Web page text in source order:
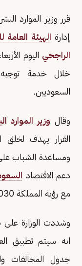
قرر وزير الموارد
إدارة الهيئة العامة
الراجحي اليوم
خلال خدمة توجيه
السعوديين.
وقال وزير الموارد
القرار يهدف
ومساعدة الشباب
دعم الاقتصاد
مع رؤية المملكة 2030.
وشددت الوزارة على
انه سيتم تطبيق
جدول المخالفات